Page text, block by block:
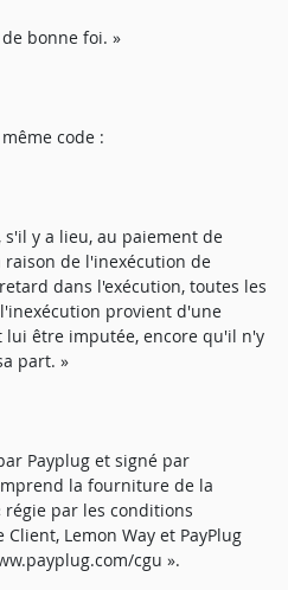
bonne foi. »
code :
y a lieu, au paiement de
de l'inexécution de
dans l'exécution, toutes les
provient d'une
être imputée, encore qu'il n'y
part. »
Payplug et signé par
la fourniture de la
régie par les conditions
Lemon Way et PayPlug
cgu ».